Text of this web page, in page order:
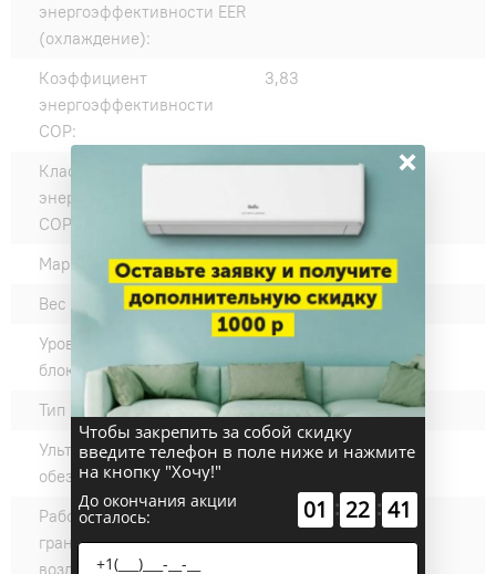
энергоэффективности EER
(охлаждение):
Коэффициент
энергоэффективности
COP:
3,83
Класс
энергоэффективности
COP (нагрев):
A
Марка компрессора:
GMCC
Вес внешнего блока, кг:
17.9
Уровень шума наружного
блока, дБ(А):
51
Тип компрессора:
Ротационный
Ультрафиолетовое
обеззараживание:
нет
Рабочие температурные
границы наружного
воздуха (охлаждение) °C:
-15 +50
×
Чтобы закрепить за собой скидку
введите телефон в поле ниже и нажмите
на кнопку "Хочу!"
До окончания акции
осталось: 01 : 22 : 40